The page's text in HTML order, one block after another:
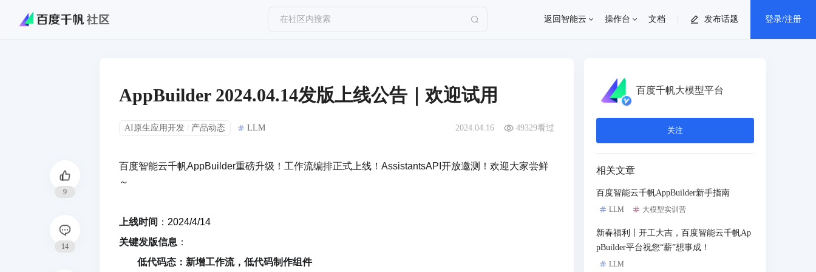
在社区内搜索 返回智能云 操作台 文档 发布话题 登录/注册
退出登录
9
14
AppBuilder 2024.04.14发版上线公告｜欢迎试用
AI原生应用开发 / 产品动态 LLM 2024.04.16 49329看过
百度智能云千帆AppBuilder重磅升级！工作流编排正式上线！AssistantsAPI开放邀测！欢迎大家尝鲜
～
上线时间 ： 2024/4/14
关键发版信息 ：
低代码态：新增工作流，低代码制作组件
百度千帆大模型平台
关注
相关文章
百度智能云千帆AppBuilder新手指南
LLM 大模型实训营
新春福利丨开工大吉，百度智能云千帆Ap
pBuilder平台祝您“薪”想事成！
LLM